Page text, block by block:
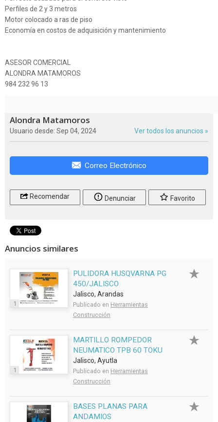
Perfiles de 2 y 3 metros
Motor colocado a ras de piso
Economía en costos de adquisición y mantenimiento
ASESOR COMERCIAL
ALONDRA MATAMOROS
984 232 96 13
Alondra Matamoros
Usuario desde: Sep 04, 2024 Ver todos los anuncios »
Correo Electrónico
Recomendar Denunciar Favorito
Anuncios similares
1
PULIDORA HUSQVARNA PG
450/JALISCO
Jalisco, Arandas
Publicado en Herramientas
Construcción
1
MARTILLO ROMPEDOR
NEUMATICO TPB 60 TOKU
Jalisco, Ayutla
Publicado en Herramientas
Construcción
BASES PLANAS PARA
ANDAMIOS